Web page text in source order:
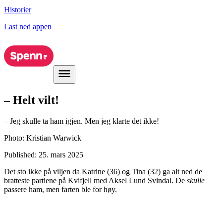
Historier
Last ned appen
– Helt vilt!
– Jeg skulle ta ham igjen. Men jeg klarte det ikke!
Photo: Kristian Warwick
Published: 25. mars 2025
Det sto ikke på viljen da Katrine (36) og Tina (32) ga alt ned de
bratteste partiene på Kvifjell med Aksel Lund Svindal. De skulle
passere ham, men farten ble for høy.